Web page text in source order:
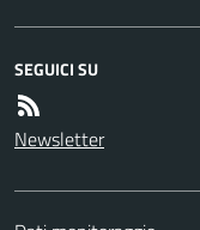
SEGUICI SU
Newsletter